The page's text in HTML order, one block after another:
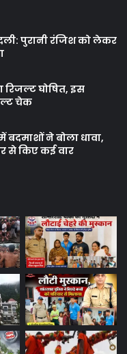
पुरानी रंजिश को लेकर
रिजल्ट घोषित, इस
चेक
ने बोला धावा,
से किए कई वार